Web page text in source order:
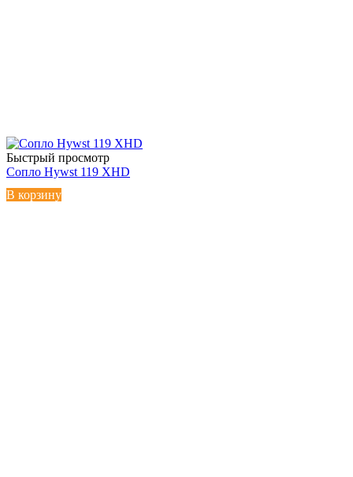
Быстрый просмотр
Сопло Hywst 119 XHD
В корзину